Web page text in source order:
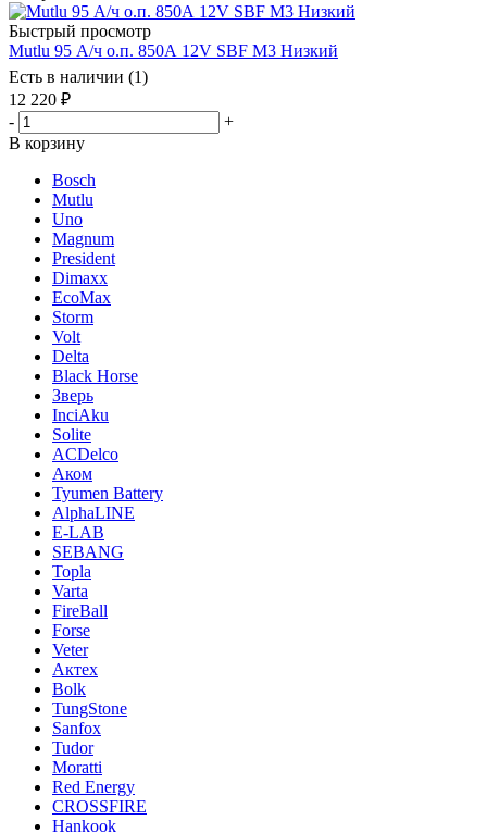
Быстрый просмотр
Mutlu 95 А/ч о.п. 850А 12V SBF M3 Низкий
Есть в наличии (1)
12 220 ₽
-
+
В корзину
Bosch
Mutlu
Uno
Magnum
President
Dimaxx
EcoMax
Storm
Volt
Delta
Black Horse
Зверь
InciAku
Solite
ACDelco
Аком
Tyumen Battery
AlphaLINE
E-LAB
SEBANG
Topla
Varta
FireBall
Forse
Veter
Актех
Bolk
TungStone
Sanfox
Tudor
Moratti
Red Energy
CROSSFIRE
Hankook